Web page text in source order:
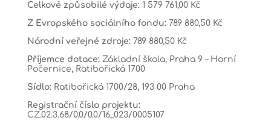
Celkové způsobilé výdaje:1 579 761,00 Kč
Z Evropského sociálního fondu:789 880,50 Kč
Národní veřejné zdroje:789 880,50 Kč
Příjemce dotace:Základní škola, Praha 9 – Horní
Počernice, Ratibořická 1700
Sídlo:Ratibořická 1700/28, 193 00 Praha
Registrační číslo projektu:
CZ.02.3.68/0.0/0.0/16_023/0005107